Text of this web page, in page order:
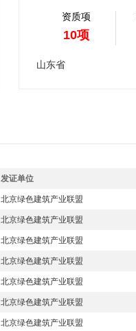
资质项
10项
山东省
发证单位
北京绿色建筑产业联盟
北京绿色建筑产业联盟
北京绿色建筑产业联盟
北京绿色建筑产业联盟
北京绿色建筑产业联盟
北京绿色建筑产业联盟
北京绿色建筑产业联盟